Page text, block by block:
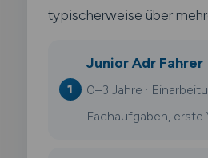
typischerweise über
Junior Adr Fahrer
0–3 Jahre ·
Fachaufgaben,